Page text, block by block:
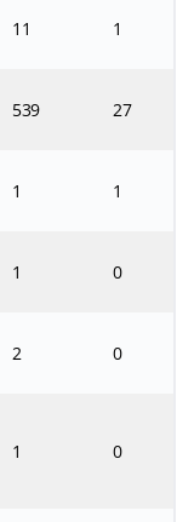
11 1
539 27
1 1
1 0
2 0
1 0